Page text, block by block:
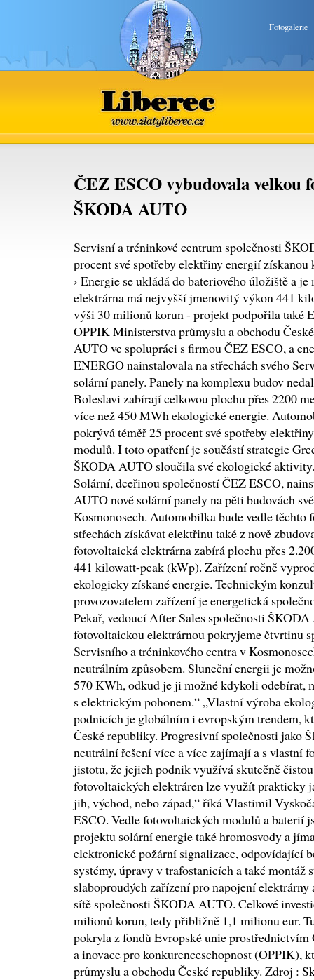
Fotogalerie
Liberec
www.zlatyliberec.cz
ČEZ ESCO vybudovala velkou
ŠKODA AUTO
Servisní a tréninkové centrum společnosti
procent své spotřeby elektřiny energií
› Energie se ukládá do bateriového úložiště a
elektrárna má nejvyšší jmenovitý výkon 441
výši 30 milionů korun - projekt podpořila také
OPPIK Ministerstva průmyslu a obchodu
AUTO ve spolupráci s firmou ČEZ ESCO, a
ENERGO nainstalovala na střechách svého
solární panely. Panely na komplexu budov
Boleslavi zabírají celkovou plochu přes 2200
více než 450 MWh ekologické energie.
pokrývá téměř 25 procent své spotřeby
modulů. I toto opatření je součástí strategie
ŠKODA AUTO sloučila své ekologické
Solární, dceřinou společností ČEZ ESCO,
AUTO nové solární panely na pěti budovách
Kosmonosech. Automobilka bude vedle těchto
střechách získávat elektřinu také z nově
fotovoltaická elektrárna zabírá plochu přes
441 kilowatt-peak (kWp). Zařízení ročně
ekologicky získané energie. Technickým
provozovatelem zařízení je energetická
Pekař, vedoucí After Sales společnosti
fotovoltaickou elektrárnou pokryjeme čtvrtinu
Servisního a tréninkového centra v
neutrálním způsobem. Sluneční energii je
570 KWh, odkud je ji možné kdykoli odebírat,
s elektrickým pohonem.“ „Vlastní výroba
podnicích je globálním i evropským trendem,
České republiky. Progresivní společnosti jako
neutrální řešení více a více zajímají a s vlastní
jistotu, že jejich podnik využívá skutečně
fotovoltaických elektráren lze využít prakticky
jih, východ, nebo západ,“ říká Vlastimil
ESCO. Vedle fotovoltaických modulů a baterií
projektu solární energie také hromosvody a
elektronické požární signalizace, odpovídající
systémy, úpravy v trafostanicích a také montáž
slaboproudých zařízení pro napojení elektrárny
sítě společnosti ŠKODA AUTO. Celkové
milionů korun, tedy přibližně 1,1 milionu eur.
pokryla z fondů Evropské unie
a inovace pro konkurenceschopnost (OPPIK),
průmyslu a obchodu České republiky. Zdroj :